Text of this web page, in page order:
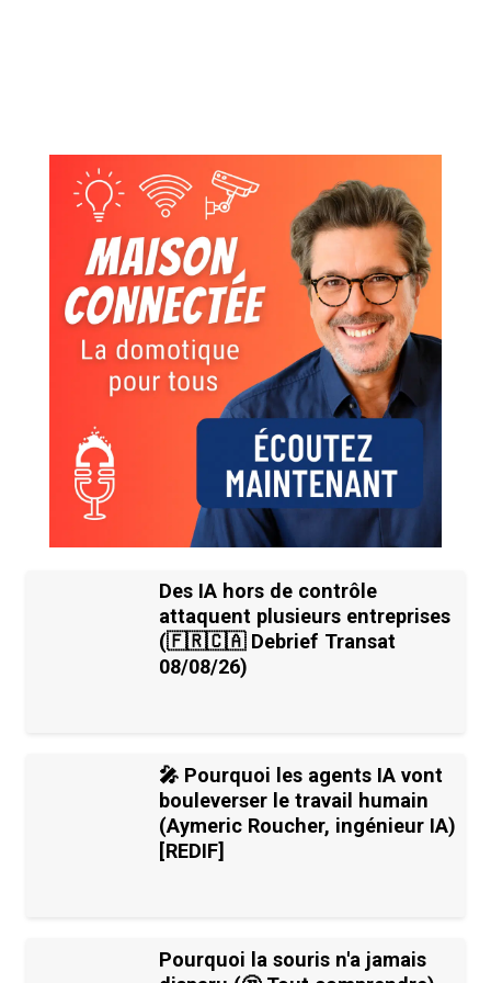
Des IA hors de contrôle
attaquent plusieurs entreprises
(🇫🇷🇨🇦 Debrief Transat
08/08/26)
🎤 Pourquoi les agents IA vont
bouleverser le travail humain
(Aymeric Roucher, ingénieur IA)
[REDIF]
Pourquoi la souris n'a jamais